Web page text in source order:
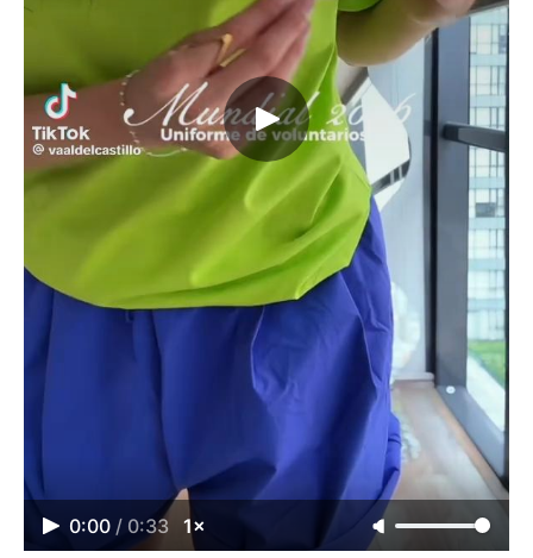
0:00 / 0:33 1×